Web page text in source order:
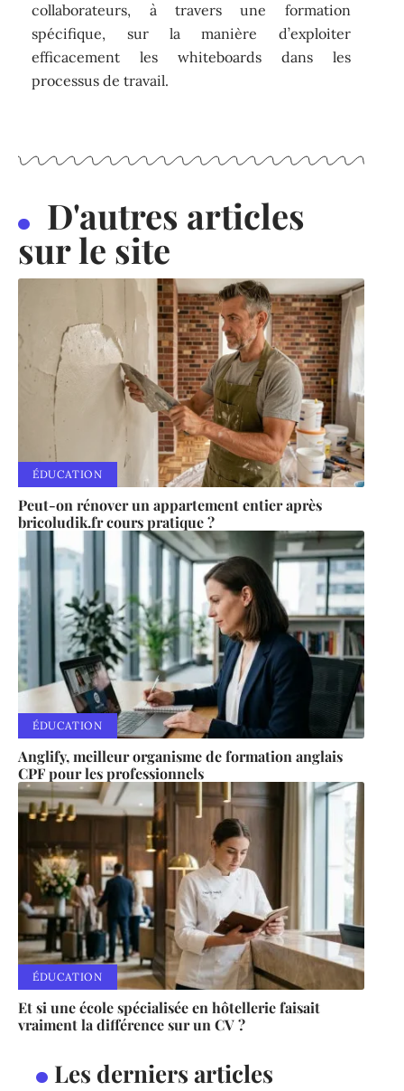
collaborateurs, à travers une formation
spécifique, sur la manière d’exploiter
efficacement les whiteboards dans les
processus de travail.
D'autres articles
sur le site
ÉDUCATION
Peut-on rénover un appartement entier après
bricoludik.fr cours pratique ?
ÉDUCATION
Anglify, meilleur organisme de formation anglais
CPF pour les professionnels
ÉDUCATION
Et si une école spécialisée en hôtellerie faisait
vraiment la différence sur un CV ?
Les derniers articles